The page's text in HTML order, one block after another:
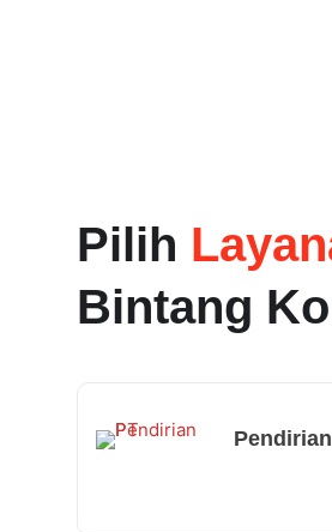
Pilih
Bintang